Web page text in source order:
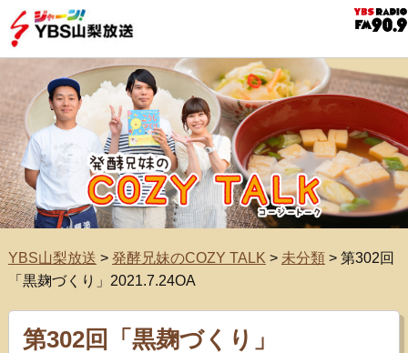
YBS山梨放送 > 発酵兄妹のCOZY TALK > 未分類> 第302回
「黒麹づくり」2021.7.24OA
第302回「黒麹づくり」